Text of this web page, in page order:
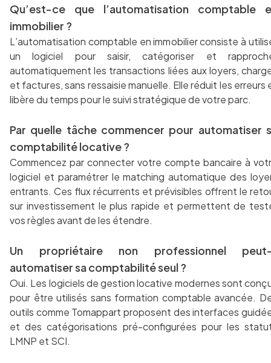
Qu’est-ce que l’automatisation comptable
immobilier ?
L’automatisation comptable en immobilier consiste à
un logiciel pour saisir, catégoriser et
automatiquement les transactions liées aux loyers,
et factures, sans ressaisie manuelle. Elle réduit les erreurs
libère du temps pour le suivi stratégique de votre parc.
Par quelle tâche commencer pour automatiser
comptabilité locative ?
Commencez par connecter votre compte bancaire à
logiciel et paramétrer le matching automatique des
entrants. Ces flux récurrents et prévisibles offrent le
sur investissement le plus rapide et permettent de
vos règles avant de les étendre.
Un propriétaire non professionnel
automatiser sa comptabilité seul ?
Oui. Les logiciels de gestion locative modernes sont
pour être utilisés sans formation comptable avancée.
outils comme Tomappart proposent des interfaces
et des catégorisations pré-configurées pour les
LMNP et SCI.